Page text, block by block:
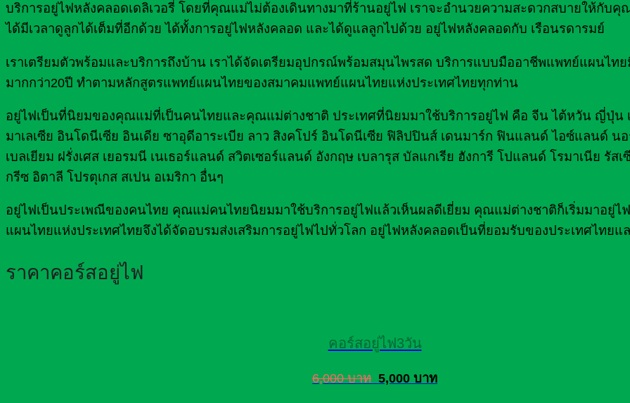
บริการอยู่ไฟหลังคลอดเดลิเวอรี่ โดยที่คุณแม่ไม่ต้องเดินทางมาที่ร้านอยู่ไฟ เราจะอำนวยความสะดวกสบายให้กับ
ได้มีเวลาดูลูกได้เต็มที่อีกด้วย ได้ทั้งการอยู่ไฟหลังคลอด และได้ดูแลลูกไปด้วย อยู่ไฟหลังคลอดกับ เรือนรดารมย์
เราเตรียมตัวพร้อมและบริการถึงบ้าน เราได้จัดเตรียมอุปกรณ์พร้อมสมุนไพรสด บริการแบบมืออาชีพแพทย์แผนไท
มากกว่า20ปี ทำตามหลักสูตรแพทย์แผนไทยของสมาคมแพทย์แผนไทยแห่งประเทศไทยทุกท่าน
อยู่ไฟเป็นที่นิยมของคุณแม่ที่เป็นคนไทยและคุณแม่ต่างชาติ ประเทศที่นิยมมาใช้บริการอยู่ไฟ คือ จีน ไต้หวัน ญี่ปุ่น
มาเลเซีย อินโดนีเซีย อินเดีย ซาอุดีอาระเบีย ลาว สิงคโปร์ อินโดนีเซีย ฟิลิปปินส์ เดนมาร์ก ฟินแลนด์ ไอซ์แลนด์ นอ
เบลเยียม ฝรั่งเศส เยอรมนี เนเธอร์แลนด์ สวิตเซอร์แลนด์ อังกฤษ เบลารุส บัลแกเรีย ฮังการี โปแลนด์ โรมาเนีย รัสเ
กรีซ อิตาลี โปรตุเกส สเปน อเมริกา อื่นๆ
อยู่ไฟเป็นประเพณีของคนไทย คุณแม่คนไทยนิยมมาใช้บริการอยู่ไฟแล้วเห็นผลดีเยี่ยม คุณแม่ต่างชาติก็เริ่มมาอยู่
แผนไทยแห่งประเทศไทยจึงได้จัดอบรมส่งเสริมการอยู่ไฟไปทั่วโลก อยู่ไฟหลังคลอดเป็นที่ยอมรับของประเทศไทยแ
ราคาคอร์สอยู่ไฟ
คอร์สอยู่ไฟ3วัน
6,000 บาท 5,000 บาท